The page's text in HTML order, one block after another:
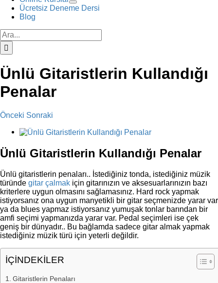
Ücretsiz Deneme Dersi
Blog
Ara:
Ünlü Gitaristlerin Kullandığı
Penalar
Önceki Sonraki
View
Image
Ünlü Gitaristlerin Kullandığı Penalar
Ünlü gitaristlerin penaları.. İstediğiniz tonda, istediğiniz müzik
türünde gitar çalmak için gitarınızın ve aksesuarlarınızın bazı
kriterlere uygun olmasını sağlamasınız. Hard rock yapmak
istiyorsanız ona uygun manyetikli bir gitar seçmenizde yarar var
ya da blues yapmaz istiyorsanız yumuşak tonlar barından bir
amfi seçimi yapmanızda yarar var. Pedal seçimleri ise çek
geniş bir dünyadır.. Bu bağlamda sadece gitar almak yapmak
istediğiniz müzik türü için yeterli değildir.
İÇİNDEKİLER
Gitaristlerin Penaları